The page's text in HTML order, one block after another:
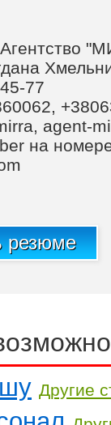
77
agent-
на
резюме
Другие